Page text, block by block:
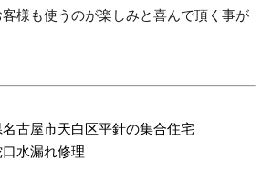
様も使うのが楽しみと喜んで頂く事が
名古屋市天白区平針の集合住宅
口水漏れ修理